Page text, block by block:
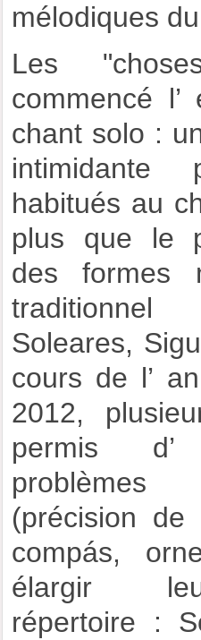
mélodiques
Les
commencé
chant solo :
habitués au
plus que le
des formes
Soleares,
cours de l’
2012,
permis d’
problèmes
(précision
compás,
élargir
répertoire :